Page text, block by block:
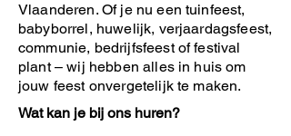
Vlaanderen. Of je nu een tuinfeest,
babyborrel, huwelijk, verjaardagsfeest,
communie, bedrijfsfeest of festival
plant – wij hebben alles in huis om
jouw feest onvergetelijk te maken.
Wat kan je bij ons huren?